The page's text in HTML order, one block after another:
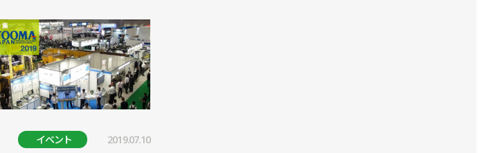
ト工業会
工業会
年統計
日本ロボット工業会 １
イベント 2019.07.10